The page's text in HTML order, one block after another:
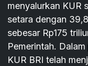
menyalurkan KUR
setara dengan
sebesar Rp175
Pemerintah.
KUR BRI telah